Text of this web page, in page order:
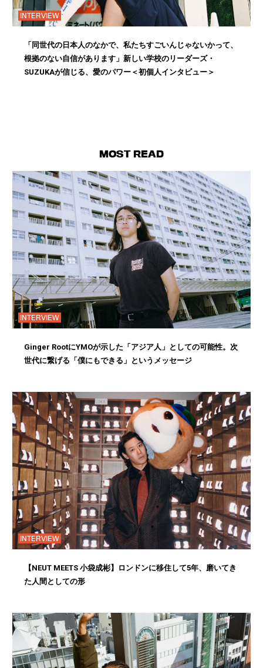
INTERVIEW
「同世代の日本人のなかで、私たちすごいんじゃないかって、
根拠のない自信があります」新しい学校のリーダーズ・
SUZUKAが信じる、愛のパワー＜初個人インタビュー＞
MOST READ
INTERVIEW
Ginger RootにYMOが示した「アジア人」としての可能性。次
世代に繋げる「僕にもできる」というメッセージ
INTERVIEW
【NEUT MEETS 小袋成彬】ロンドンに移住して5年、磨いてき
た人間としての形